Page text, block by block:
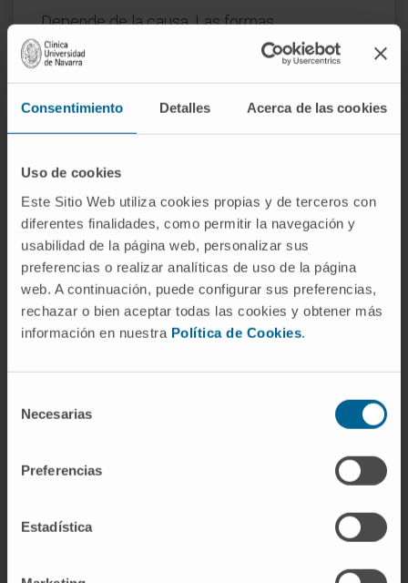
Consentimiento Detalles Acerca de las cookies
Uso de cookies
Este Sitio Web utiliza cookies propias y de terceros con
diferentes finalidades, como permitir la navegación y
usabilidad de la página web, personalizar sus
preferencias o realizar analíticas de uso de la página
web. A continuación, puede configurar sus preferencias,
rechazar o bien aceptar todas las cookies y obtener más
información en nuestra Política de Cookies.
Necesarias
Preferencias
Estadística
Depende de la causa. Las formas
estafilocócicas y seborreicas no lo son. Las
virales (adenovirus, herpes simple) sí pueden
¿De dónde viene la palabra?
De la fusión de tres elementos:blépharon
(griego, "párpado"),coniunctiva(latín, la
membrana conjuntiva) e-itis(griego,
inflamación). El término refleja literalmente la
localización doble del proceso.
profesionales).
National Eye Institute (NIH).
Blefaritis.
Medicina de EE. UU.).
American Academy of Ophthalmology.